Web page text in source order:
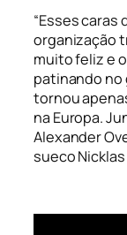
“Esses
organização
muito feliz e
patinando no
tornou
na Europa.
Alexander
sueco